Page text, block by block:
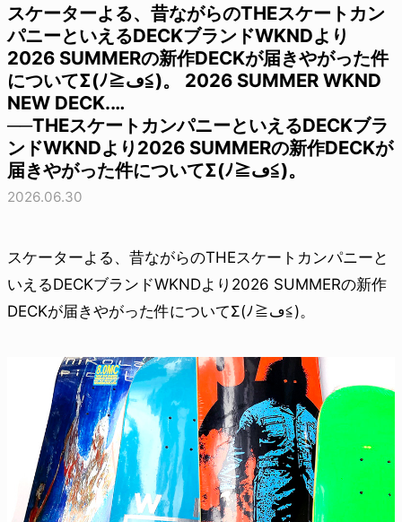
スケーターよる、昔ながらのTHEスケートカン
パニーといえるDECKブランドWKNDより
2026 SUMMERの新作DECKが届きやがった件
についてΣ(ﾉ≧︎ڡ≦︎)。 2026 SUMMER WKND
NEW DECK.…
──THEスケートカンパニーといえるDECKブラ
ンドWKNDより2026 SUMMERの新作DECKが
届きやがった件についてΣ(ﾉ≧︎ڡ≦︎)。
2026.06.30
スケーターよる、昔ながらのTHEスケートカンパニーと
いえるDECKブランドWKNDより2026 SUMMERの新作
DECKが届きやがった件についてΣ(ﾉ≧︎ڡ≦︎)。